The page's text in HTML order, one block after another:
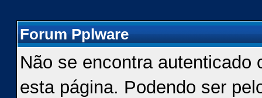
Forum Pplware
Não se encontra autenticado
esta página. Podendo ser